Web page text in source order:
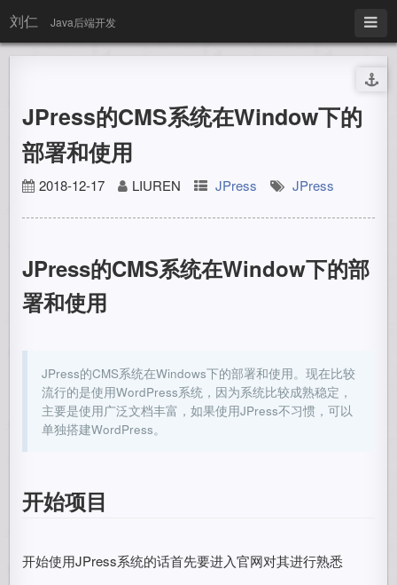
刘仁 Java后端开发
JPress的CMS系统在Window下的
部署和使用
2018-12-17 LIUREN JPress JPress
JPress的CMS系统在Window下的部
署和使用
JPress的CMS系统在Windows下的部署和使用。现在比较
流行的是使用WordPress系统，因为系统比较成熟稳定，
主要是使用广泛文档丰富，如果使用JPress不习惯，可以
单独搭建WordPress。
开始项目
开始使用JPress系统的话首先要进入官网对其进行熟悉